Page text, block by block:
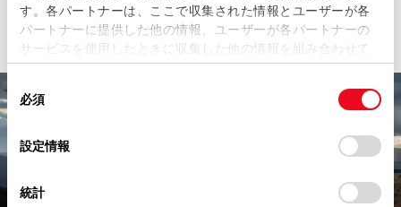
す。各パートナーは、ここで収集された情報とユーザーが各
パートナーに提供した他の情報、ユーザーが各パートナーの
サービスを使用したときに収集した他の情報を組み合わせて
使用することがあります。当ウェブサイトの使用を続行する
デバイスにすべてのCookie(クッキー)が保存されることに同
意したことになります。Cookie(クッキー)のオプトアウト、
設定の変更、同意を撤回したりするにあたっては、当社の
「Cookie（クッキー）情報の取り扱いについて
」をご覧くだ
意
の
択
必須
設定情報
統計